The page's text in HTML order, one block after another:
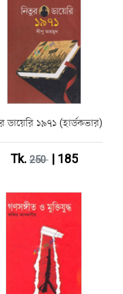
ডায়েরি ১৯৭১ (হার্ডকভার)
Tk.250| 185